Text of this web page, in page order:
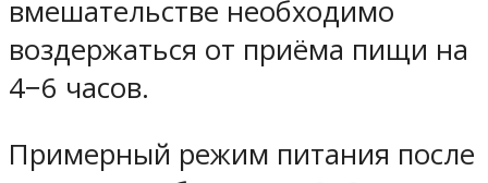
вмешательстве необходимо
воздержаться от приёма пищи на
4−6 часов.
Примерный режим питания после